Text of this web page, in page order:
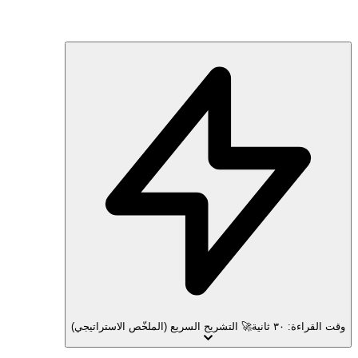
وقت القراءة: ٣٠ ثانية 🚀 التشريح السريع (الملخّص الاستراتيجي)